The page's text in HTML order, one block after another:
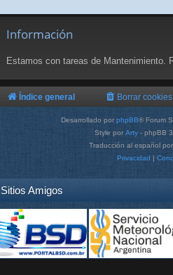
Información
Estamos con tareas de Mantenimiento.
Índice general Borrar cookies
Desarrollado por phpBB® Forum
Style por Arty - phpBB
Traducción al español por
Privacidad |
Sitios Amigos